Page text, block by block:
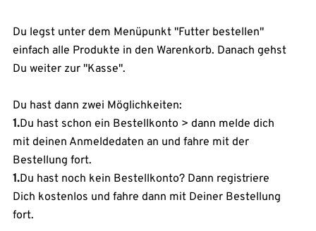
Du legst unter dem Menüpunkt "Futter bestellen"
einfach alle Produkte in den Warenkorb. Danach gehst
Du weiter zur "Kasse".
Du hast dann zwei Möglichkeiten:
1.Du hast schon ein Bestellkonto > dann melde dich
mit deinen Anmeldedaten an und fahre mit der
Bestellung fort.
1.Du hast noch kein Bestellkonto? Dann registriere
Dich kostenlos und fahre dann mit Deiner Bestellung
fort.